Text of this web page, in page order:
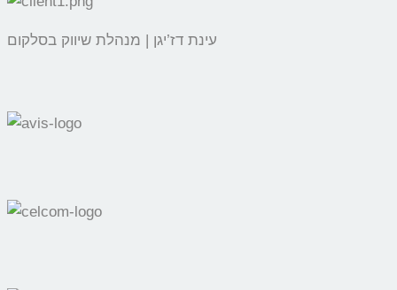
עינת דז’יגן | מנהלת שיווק בסלקום